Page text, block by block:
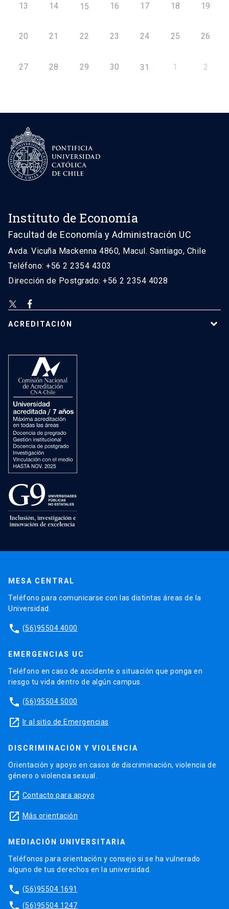
13 14 15 16 17 18 19
20 21 22 23 24 25 26
27 28 29 30 31 1 2
Instituto de Economía
Facultad de Economía y Administración UC
Avda. Vicuña Mackenna 4860, Macul. Santiago, Chile
Teléfono: +56 2 2354 4303
Dirección de Postgrado: +56 2 2354 4028
ACREDITACIÓN
MESA CENTRAL
Teléfono para comunicarse con las distintas áreas de la
Universidad.
phone (56)95504 4000
EMERGENCIAS UC
Teléfono en caso de accidente o situación que ponga en
riesgo tu vida dentro de algún campus.
phone (56)95504 5000
launch Ir al sitio de Emergencias
DISCRIMINACIÓN Y VIOLENCIA
Orientación y apoyo en casos de discriminación, violencia de
género o violencia sexual.
launch Contacto para apoyo
launch Más orientación
MEDIACIÓN UNIVERSITARIA
Teléfonos para orientación y consejo si se ha vulnerado
alguno de tus derechos en la universidad.
phone (56)95504 1691
phone (56)95504 1247